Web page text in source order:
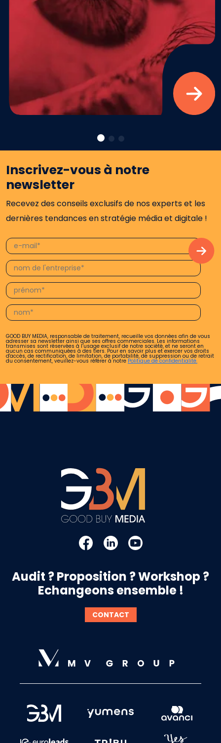
Inscrivez-vous à notre
newsletter
Recevez des conseils exclusifs de nos experts et les
dernières tendances en stratégie média et digitale !
GOOD BUY MEDIA, responsable de traitement, recueille vos données afin de vous
adresser sa newsletter ainsi que ses offres commerciales. Les informations
transmises sont réservées à l’usage exclusif de notre société, et ne seront en
aucun cas communiquées à des tiers. Pour en savoir plus et exercer vos droits
d'accès, de rectification, de limitation, de portabilité, de suppression ou de retrait
du consentement, veuillez-vous référer à notre Politique de confidentialité.
Audit ? Proposition ? Workshop ?
Echangeons ensemble !
CONTACT